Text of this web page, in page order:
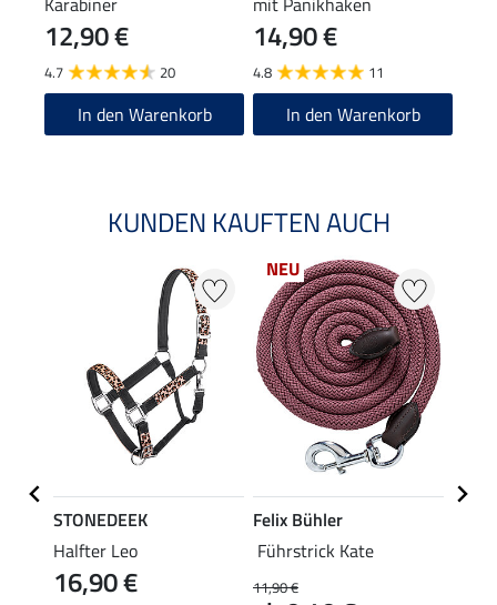
12,90 €
4.7 20
In den Warenkorb
14,90 €
4.8 11
In den Warenkorb
KUNDEN KAUFTEN AUCH
STONEDEEK
Halfter Leo
16,90 €
NEU
Felix Bühler
Führstrick Kate
11,90 €